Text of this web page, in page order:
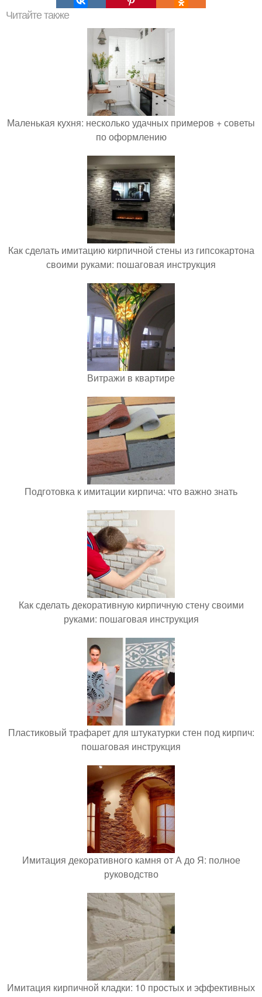
Читайте также
Маленькая кухня: несколько удачных примеров + советы
по оформлению
Как сделать имитацию кирпичной стены из гипсокартона
своими руками: пошаговая инструкция
Витражи в квартире
Подготовка к имитации кирпича: что важно знать
Как сделать декоративную кирпичную стену своими
руками: пошаговая инструкция
Пластиковый трафарет для штукатурки стен под кирпич:
пошаговая инструкция
Имитация декоративного камня от А до Я: полное
руководство
Имитация кирпичной кладки: 10 простых и эффективных